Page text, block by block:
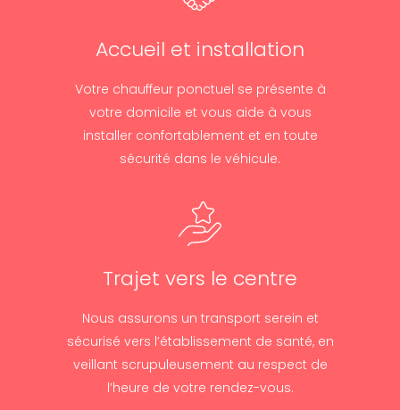
Accueil et installation
Votre chauffeur ponctuel se présente à
votre domicile et vous aide à vous
installer confortablement et en toute
sécurité dans le véhicule.
Trajet vers le centre
Nous assurons un transport serein et
sécurisé vers l’établissement de santé, en
veillant scrupuleusement au respect de
l’heure de votre rendez-vous.